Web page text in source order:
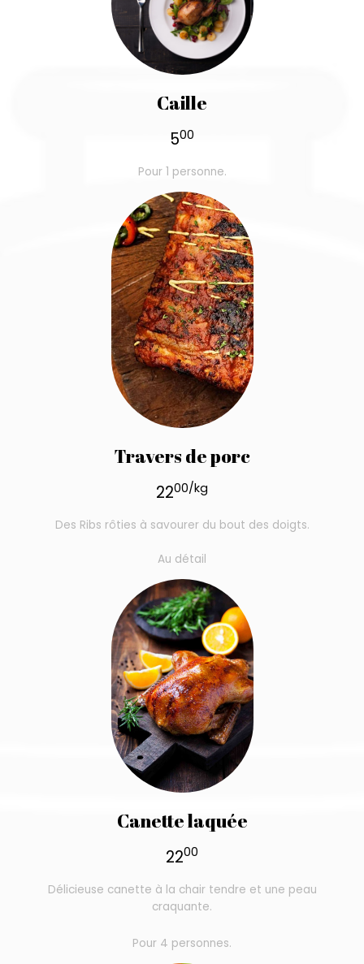
Caille
500
Pour 1 personne.
Travers de porc
2200/kg
Des Ribs rôties à savourer du bout des doigts.
Au détail
Canette laquée
2200
Délicieuse canette à la chair tendre et une peau
craquante.
Pour 4 personnes.